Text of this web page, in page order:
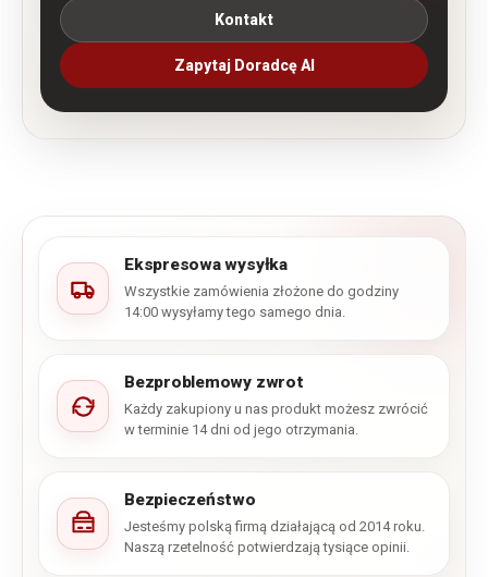
Kontakt
Zapytaj Doradcę AI
Ekspresowa wysyłka
Wszystkie zamówienia złożone do godziny
14:00 wysyłamy tego samego dnia.
Bezproblemowy zwrot
Każdy zakupiony u nas produkt możesz zwrócić
w terminie 14 dni od jego otrzymania.
Bezpieczeństwo
Jesteśmy polską firmą działającą od 2014 roku.
Naszą rzetelność potwierdzają tysiące opinii.